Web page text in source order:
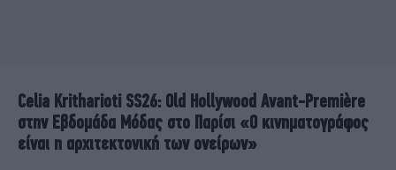
Celia Kritharioti SS26: Old Hollywood Avant-Première
στην Εβδομάδα Μόδας στο Παρίσι «Ο κινηματογράφος
είναι η αρχιτεκτονική των ονείρων»